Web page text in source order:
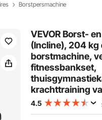
Borstpersmachine
VEVOR Borst-
(Incline), 204 kg
borstmachine,
fitnessbankset,
krachttraining
4.5